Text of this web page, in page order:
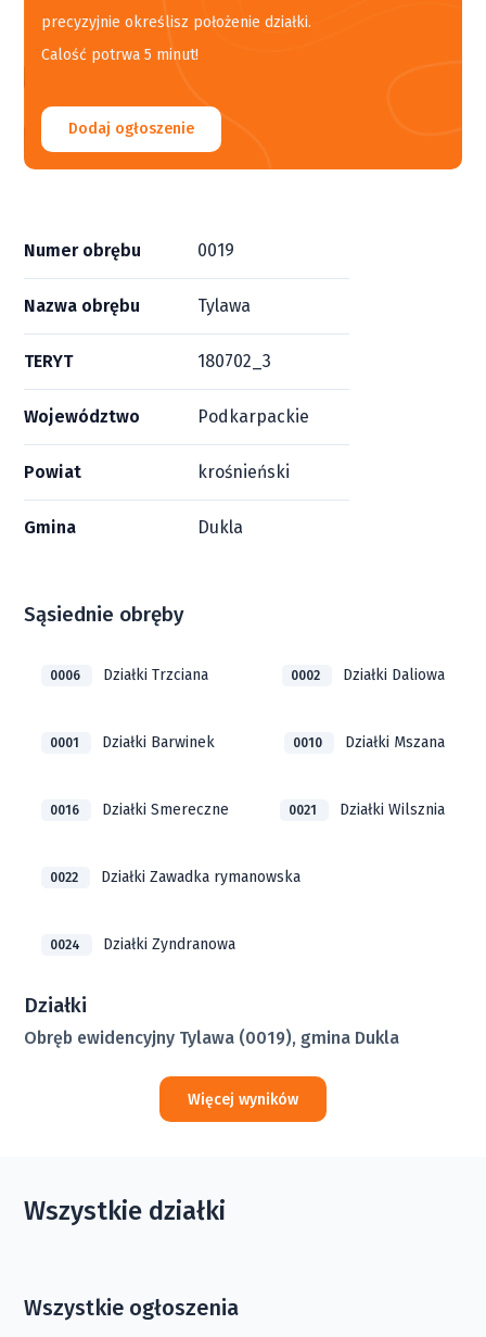
precyzyjnie określisz położenie działki.
Calość potrwa 5 minut!
Dodaj ogłoszenie
Numer obrębu 0019
Nazwa obrębu Tylawa
TERYT 180702_3
Województwo Podkarpackie
Powiat krośnieński
Gmina Dukla
Sąsiednie obręby
0006 Działki Trzciana 0002 Działki Daliowa
0001 Działki Barwinek 0010 Działki Mszana
0016 Działki Smereczne 0021 Działki Wilsznia
0022 Działki Zawadka rymanowska
0024 Działki Zyndranowa
Działki
Obręb ewidencyjny Tylawa (0019), gmina Dukla
Więcej wyników
Wszystkie działki
Wszystkie ogłoszenia